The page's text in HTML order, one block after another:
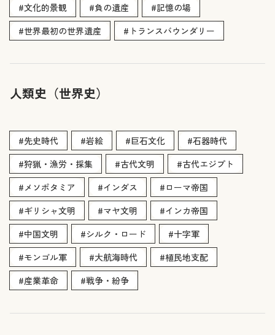
#文化的景観 #負の遺産
#記憶の場
#世界最初の世界遺産
#トランスバウンダリー
人類史（世界史）
#先史時代 #岩絵 #巨石文化
#石器時代
#狩猟・漁労・採集
#古代文明
#古代エジプト
#メソポタミア
#インダス
#ローマ帝国
#ギリシャ文明
#マヤ文明
#インカ帝国
#中国文明
#シルク・ロード
#十字軍
#モンゴル軍
#大航海時代
#植民地支配
#産業革命
#戦争・紛争